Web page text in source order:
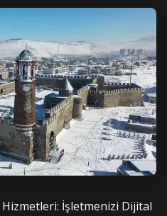
Hizmetleri: İşletmenizi Dijital